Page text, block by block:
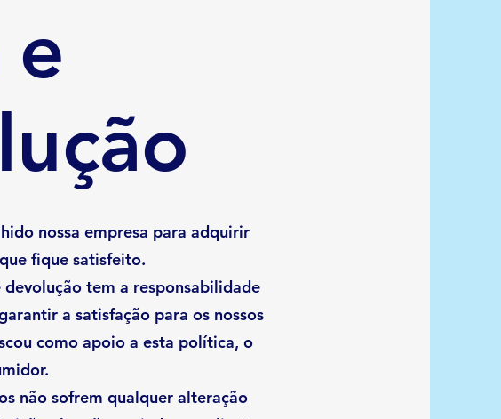
nossa empresa para adquirir
fique satisfeito.
tem a responsabilidade
a satisfação para os nossos
como apoio a esta política, o
não sofrem qualquer alteração